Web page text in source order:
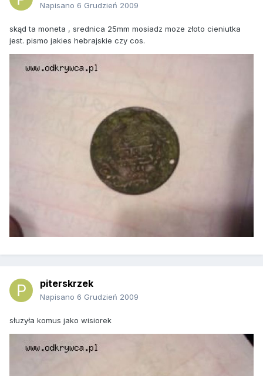
Napisano 6 Grudzień 2009
skąd ta moneta , srednica 25mm mosiadz moze złoto cieniutka
jest. pismo jakies hebrajskie czy cos.
piterskrzek
Napisano 6 Grudzień 2009
słuzyła komus jako wisiorek